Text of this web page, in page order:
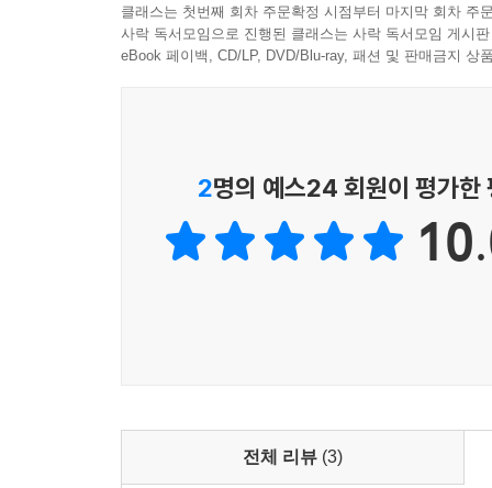
클래스는 첫번째 회차 주문확정 시점부터 마지막 회차 주
사락 독서모임으로 진행된 클래스는 사락 독서모임 게시
eBook 페이백, CD/LP, DVD/Blu-ray, 패션 및 판매금지 상
2명의 예스24 회원이 평가한
전체 리뷰 (3)